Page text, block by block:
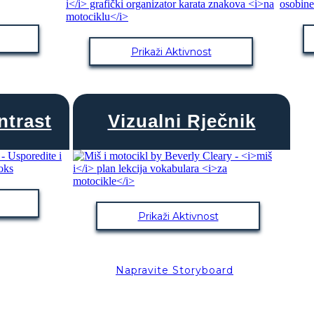
Prikaži Aktivnost
Vizualni Rječnik
Prikaži Aktivnost
Napravite Storyboard